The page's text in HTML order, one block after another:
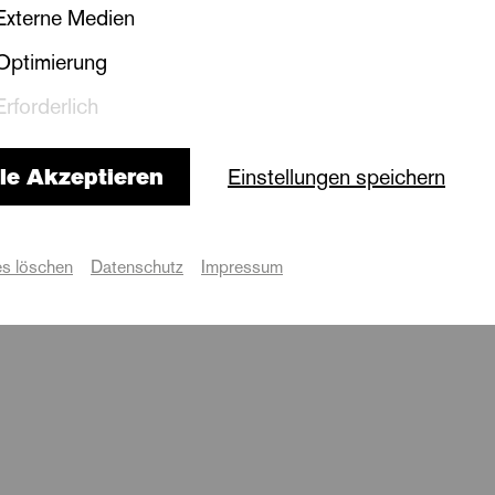
Georg Friedrich
Konzerthalle Ulrichskirche
Medien
Akzeptieren Einstellungen speichern
löschen Datenschutz Impressum